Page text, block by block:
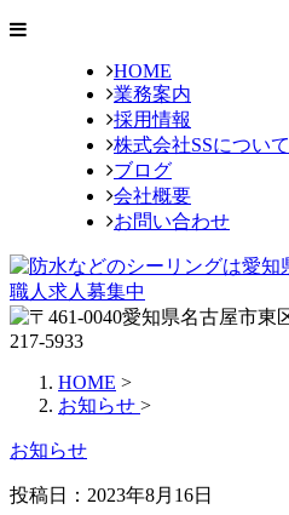
HOME
業務案内
採用情報
株式会社SSについて
ブログ
会社概要
お問い合わせ
HOME >
お知らせ >
お知らせ
投稿日：2023年8月16日